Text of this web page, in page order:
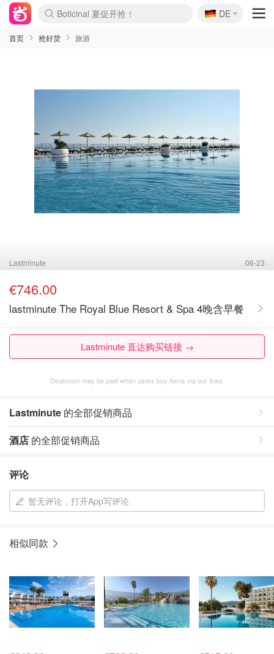
Boticinal 夏促开抢！
4折！lulu周四疯狂上新
还没结束！&OtherStories大促
Joybuy变相75折 随时失效
速领！Stanley独家85折
疑似霸哥！Camper额外叠85折
Zalando 奥莱闪促！每日更新
Moncler反季囤！5折起+叠9折
Coach Brooklyn仅€192
🇩🇪
DE
首页 抢好货 旅游
Lastminute 06-23
€746.00
lastminute The Royal Blue Resort & Spa 4晚含早餐
Lastminute 直达购买链接 →
Dealmoon may be paid when users buy items via our links.
Lastminute 的全部促销商品
酒店 的全部促销商品
评论
暂无评论，打开App写评论
相似同款